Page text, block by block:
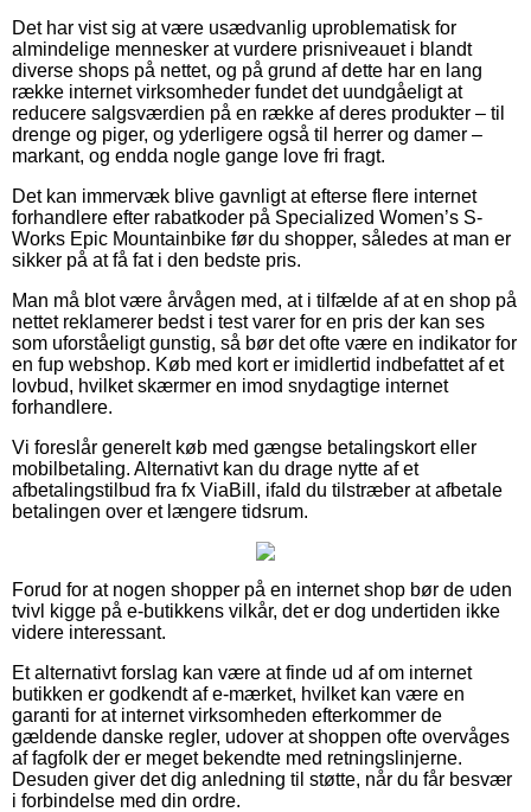
Det har vist sig at være usædvanlig uproblematisk for
almindelige mennesker at vurdere prisniveauet i blandt
diverse shops på nettet, og på grund af dette har en lang
række internet virksomheder fundet det uundgåeligt at
reducere salgsværdien på en række af deres produkter – til
drenge og piger, og yderligere også til herrer og damer –
markant, og endda nogle gange love fri fragt.
Det kan immervæk blive gavnligt at efterse flere internet
forhandlere efter rabatkoder på Specialized Women’s S-
Works Epic Mountainbike før du shopper, således at man er
sikker på at få fat i den bedste pris.
Man må blot være årvågen med, at i tilfælde af at en shop på
nettet reklamerer bedst i test varer for en pris der kan ses
som uforståeligt gunstig, så bør det ofte være en indikator for
en fup webshop. Køb med kort er imidlertid indbefattet af et
lovbud, hvilket skærmer en imod snydagtige internet
forhandlere.
Vi foreslår generelt køb med gængse betalingskort eller
mobilbetaling. Alternativt kan du drage nytte af et
afbetalingstilbud fra fx ViaBill, ifald du tilstræber at afbetale
betalingen over et længere tidsrum.
Forud for at nogen shopper på en internet shop bør de uden
tvivl kigge på e-butikkens vilkår, det er dog undertiden ikke
videre interessant.
Et alternativt forslag kan være at finde ud af om internet
butikken er godkendt af e-mærket, hvilket kan være en
garanti for at internet virksomheden efterkommer de
gældende danske regler, udover at shoppen ofte overvåges
af fagfolk der er meget bekendte med retningslinjerne.
Desuden giver det dig anledning til støtte, når du får besvær
i forbindelse med din ordre.